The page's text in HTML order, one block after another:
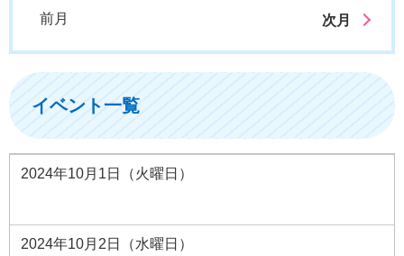
前月 次月
イベント一覧
2024年10月1日（火曜日）
2024年10月2日（水曜日）